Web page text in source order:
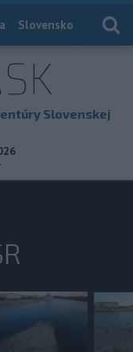
Slovensko
.SK
Slovenskej